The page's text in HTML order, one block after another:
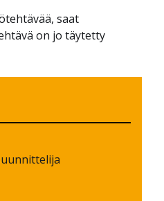
saat
on jo täytetty